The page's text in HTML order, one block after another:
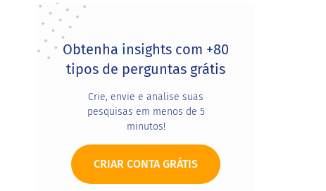
Primary
Sidebar
Obtenha insights com +80
tipos de perguntas grátis
Crie, envie e analise suas
pesquisas em menos de 5
minutos!
CRIAR CONTA GRÁTIS